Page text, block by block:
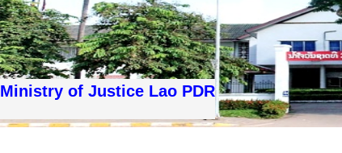
Ministry of Justice Lao PDR